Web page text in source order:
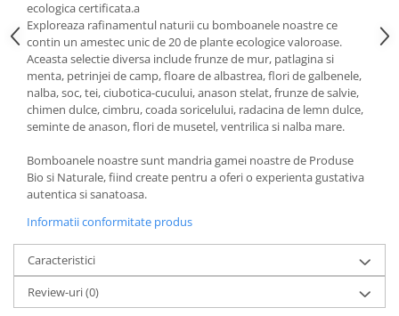
Paste si fidea
Paste bio din emmer
Paste bio din grau
Paste bio din spelta
Paste bio fara gluten
Paste bio integrale
Paste bio pentru copii
Paste fainoase bio
Pateu, sosuri si conserve
Conserve de peste bio
Crenvursti si pateu din carne bio
Pateu bio si creme vegetale
Sosuri bio
ecologica certificata.a
Exploreaza rafinamentul naturii cu bomboanele noastre ce
contin un amestec unic de 20 de plante ecologice valoroase.
Aceasta selectie diversa include frunze de mur, patlagina si
menta, petrinjei de camp, floare de albastrea, flori de galbenele,
nalba, soc, tei, ciubotica-cucului, anason stelat, frunze de salvie,
chimen dulce, cimbru, coada soricelului, radacina de lemn dulce,
seminte de anason, flori de musetel, ventrilica si nalba mare.
Bomboanele noastre sunt mandria gamei noastre de Produse
Bio si Naturale, fiind create pentru a oferi o experienta gustativa
autentica si sanatoasa.
Informatii conformitate produs
Caracteristici
Review-uri(0)